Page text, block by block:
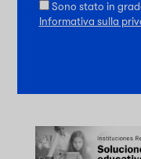
Sono stato in
Informativa sulla